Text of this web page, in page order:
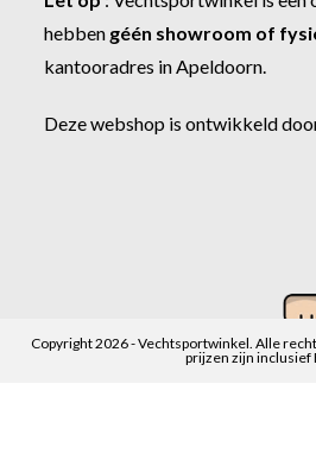
hebben géén showroom of
kantooradres in Apeldoorn.
Deze webshop is ontwikkeld
Copyright 2026 - Vechtsportwinkel. Alle
prijzen zijn inclusief